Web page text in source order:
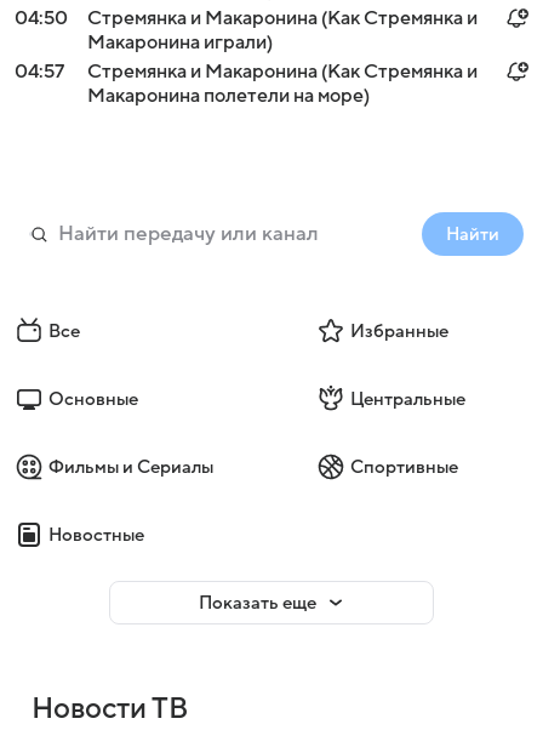
04:50
Стремянка и Макаронина (Как Стремянка и
Макаронина играли)
04:57
Стремянка и Макаронина (Как Стремянка и
Макаронина полетели на море)
Найти
Все Избранные
Основные Центральные
Фильмы и Сериалы Спортивные
Новостные
Показать еще
Новости ТВ